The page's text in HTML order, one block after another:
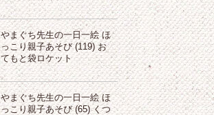
やまぐち先生の一日一絵 ほ
っこり親子あそび (119) お
てもと袋ロケット
やまぐち先生の一日一絵 ほ
っこり親子あそび (65) くつ